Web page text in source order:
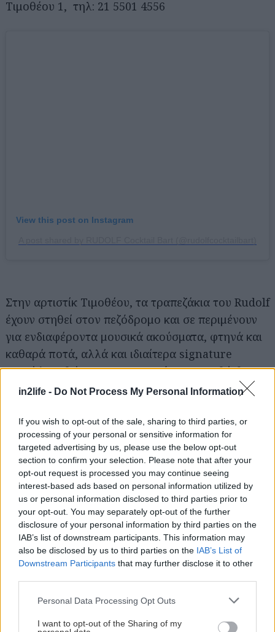
in2life - Do Not Process My Personal Information
If you wish to opt-out of the sale, sharing to third parties, or
processing of your personal or sensitive information for
targeted advertising by us, please use the below opt-out
section to confirm your selection. Please note that after your
opt-out request is processed you may continue seeing
interest-based ads based on personal information utilized by
us or personal information disclosed to third parties prior to
your opt-out. You may separately opt-out of the further
disclosure of your personal information by third parties on the
IAB’s list of downstream participants. This information may
also be disclosed by us to third parties on the IAB’s List of
Downstream Participants that may further disclose it to other
Please note that this website/app uses one or more Google
not limited to your visit or usage behaviour. You may click to
Personal Data Processing Opt Outs
I want to opt-out of the Sharing of my
Τιμοθέου 1, τηλ: 21 5501 4556
View this post on Instagram
Στην αρτιστίκ Τιμοθέου, τα τραπεζάκια του Rudolf
έχουν στηθεί στον πεζόδρομο και σε περιμένουν
για ενδιαφέροντα μουσικά ακούσματα, φτηνά και
καθαρά ποτά, αλλά και ιδιαίτερα signature
κοκτέιλ με διάσημους… συνονόματους. Εδώ θα
δοκιμάσεις δημιουργίες όπως το Rudolf Nureyev
Mandarin Passion και λάιμ ή το Rudolf Valentino
με τζιν, μαστίχα, λάιμ και κανέλα, σε πολύ καλές
τιμές: από 7€ το κοκτέιλ, από 6€ το απλό ποτό.
Φέρε άνετα και το κατοικίδιό σου για παρέα, μιας
και το μαγαζί είναι pet friendly.
Geppetto The Bar
Στίλπωνος 2, τηλ: 21 0752 5665